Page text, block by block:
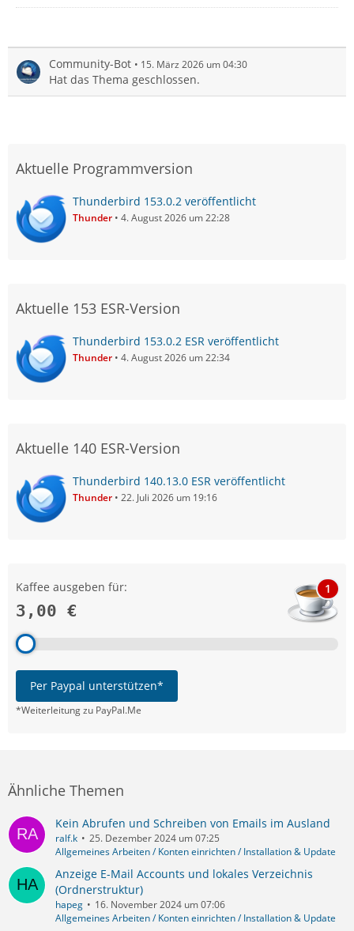
Community-Bot 15. März 2026 um 04:30
Hat das Thema geschlossen.
Aktuelle Programmversion
Thunderbird 153.0.2 veröffentlicht
Thunder 4. August 2026 um 22:28
Aktuelle 153 ESR-Version
Thunderbird 153.0.2 ESR veröffentlicht
Thunder 4. August 2026 um 22:34
Aktuelle 140 ESR-Version
Thunderbird 140.13.0 ESR veröffentlicht
Thunder 22. Juli 2026 um 19:16
Kaffee ausgeben für:
3,00 €
1
Per Paypal unterstützen*
*Weiterleitung zu PayPal.Me
Ähnliche Themen
Kein Abrufen und Schreiben von Emails im Ausland
ralf.k
25. Dezember 2024 um 07:25
Allgemeines Arbeiten / Konten einrichten / Installation & Update
Anzeige E-Mail Accounts und lokales Verzeichnis
(Ordnerstruktur)
hapeg
16. November 2024 um 07:06
Allgemeines Arbeiten / Konten einrichten / Installation & Update